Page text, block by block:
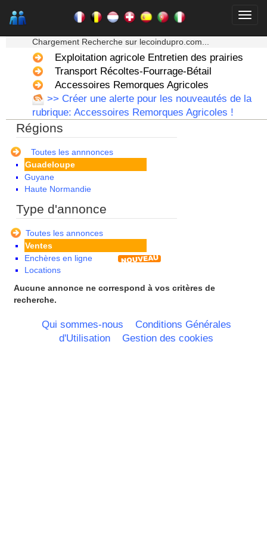
Chargement Recherche sur lecoindupro.com...
Exploitation agricole Entretien des prairies
Transport Récoltes-Fourrage-Bétail
Accessoires Remorques Agricoles
>> Créer une alerte pour les nouveautés de la
rubrique: Accessoires Remorques Agricoles !
Régions
Toutes les annnonces
Alsace
Aquitaine
Auvergne
Basse Normandie
Bourgogne
Bretagne
Centre
Champagne Ardenne
Corse
Franche Comte - Suisse
Guadeloupe
Guyane
Haute Normandie
La Réunion
Limousin
Lorraine
Martinique
Mayotte
Midi Pyrenees - Espagne -
Portugal
Pays Bas
Pays de la Loire
Type d'annonce
Toutes les annonces
Ventes
Enchères en ligne
Locations
Aucune annonce ne correspond à vos critères de
recherche.
Qui sommes-nous
Conditions Générales
d'Utilisation
Gestion des cookies